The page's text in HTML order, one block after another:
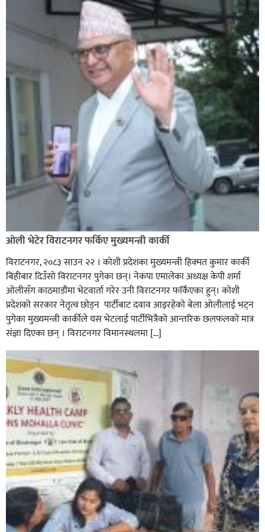
ओली भेटेर विराटनगर फर्किए मुख्यमन्त्री कार्की
विराटनगर, २०८३ साउन २२ । कोशी प्रदेशका मुख्यमन्त्री हिक्मत कुमार कार्की
बिहीबार दिउँसो विराटनगर पुगेका छन्। नेकपा एमालेका अध्यक्ष केपी शर्मा
ओलीसँग काठमाडौंमा भेटवार्ता गरेर उनी विराटनगर फर्किएका हुन्। काेशी
प्रदेशकाे सरकार नेतृत्व छाेड्न पार्टीबाट दवाव आइरहेकाे बेला ओलीलाई भट्न
पुगेका मुख्यमन्त्री कार्कीले यस भेटलाई पार्टीभित्रैको आन्तरिक छलफलकाे मात्र
संज्ञा दिएका छन् । विराटनगर विमानस्थलमा […]